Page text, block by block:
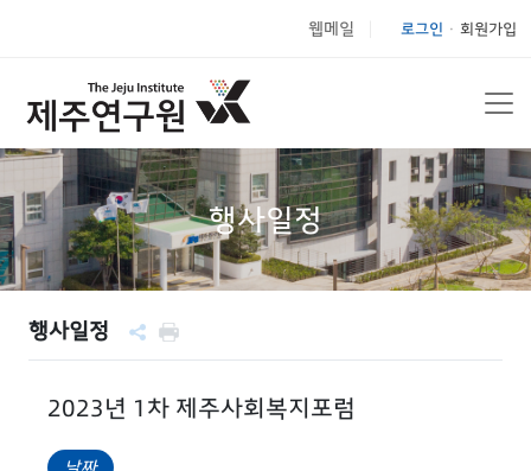
웹메일 로그인 회원가입
행사일정
행사일정
2023년 1차 제주사회복지포럼